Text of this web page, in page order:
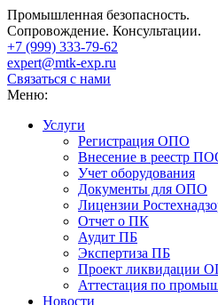
Промышленная безопасность.
Сопровождение. Консультации.
+7 (999) 333-79-62
expert@mtk-exp.ru
Связаться с нами
Меню:
Услуги
Регистрация ОПО
Внесение в реестр
Учет оборудования
Документы для ОПО
Лицензии
Отчет о ПК
Аудит ПБ
Экспертиза ПБ
Проект ликвидации
Аттестация по
Новости